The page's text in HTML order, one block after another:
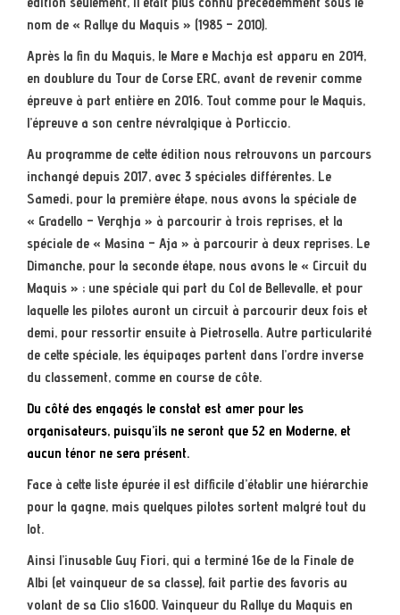
nom de « Rallye du Maquis » (1985 – 2010).
Après la fin du Maquis, le Mare e Machja est apparu en 2014,
en doublure du Tour de Corse ERC, avant de revenir comme
épreuve à part entière en 2016. Tout comme pour le Maquis,
l’épreuve a son centre névralgique à Porticcio.
Au programme de cette édition nous retrouvons un parcours
inchangé depuis 2017, avec 3 spéciales différentes. Le
Samedi, pour la première étape, nous avons la spéciale de
« Gradello – Verghja » à parcourir à trois reprises, et la
spéciale de « Masina – Aja » à parcourir à deux reprises. Le
Dimanche, pour la seconde étape, nous avons le « Circuit du
Maquis » ; une spéciale qui part du Col de Bellevalle, et pour
laquelle les pilotes auront un circuit à parcourir deux fois et
demi, pour ressortir ensuite à Pietrosella. Autre particularité
de cette spéciale, les équipages partent dans l’ordre inverse
du classement, comme en course de côte.
Du côté des engagés le constat est amer pour les
organisateurs, puisqu’ils ne seront que 52 en Moderne, et
aucun ténor ne sera présent.
Face à cette liste épurée il est difficile d’établir une hiérarchie
pour la gagne, mais quelques pilotes sortent malgré tout du
lot.
Ainsi l’inusable Guy Fiori, qui a terminé 16e de la Finale de
Albi (et vainqueur de sa classe), fait partie des favoris au
volant de sa Clio s1600. Vainqueur du Rallye du Maquis en